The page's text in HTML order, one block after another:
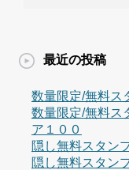
最近の投稿
数量限定/無料ス
数量限定/無料ス
ア１００
隠し無料スタン
隠し無料スタン